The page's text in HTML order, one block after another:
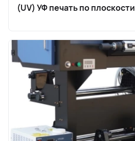
(UV) УФ печать по плоскости